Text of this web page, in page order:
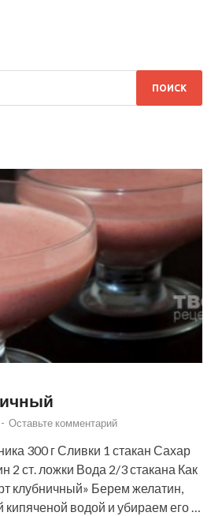
- Оставьте комментарий
300 г Сливки 1 стакан Сахар
2 ст. ложки Вода 2/3 стакана Как
клубничный» Берем желатин,
кипяченой водой и убираем его …